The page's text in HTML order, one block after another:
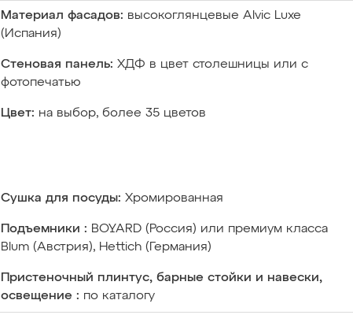
Материал фасадов: высокоглянцевые Аlvic Luxe
(Испания)
Стеновая панель: ХДФ в цвет столешницы или с
фотопечатью
Цвет: на выбор, более 35 цветов
Сушка для посуды: Хромированная
Подъемники : BOYARD (Россия) или премиум класса
Blum (Австрия), Hettich (Германия)
Пристеночный плинтус, барные стойки и навески,
освещение : по каталогу